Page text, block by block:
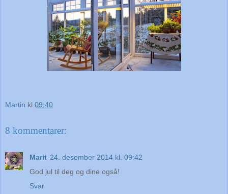
Martin kl 09:40
8 kommentarer:
Marit 24. desember 2014 kl. 09:42
God jul til deg og dine også!
Svar